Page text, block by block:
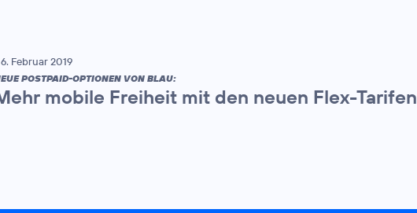
Februar 2019
POSTPAID-OPTIONEN VON BLAU:
mobile Freiheit mit den neuen Flex-Tarifen